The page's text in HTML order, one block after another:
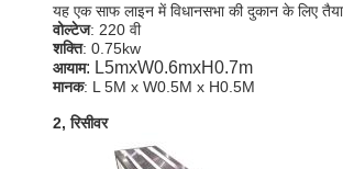
यह एक साफ लाइन में विधानसभा की दुकान के लिए
वोल्टेज: 220 वी
शक्ति: 0.75kw
आयाम: L5mxW0.6mxH0.7m
मानक: L 5M x W0.5M x H0.5M
2, रिसीवर